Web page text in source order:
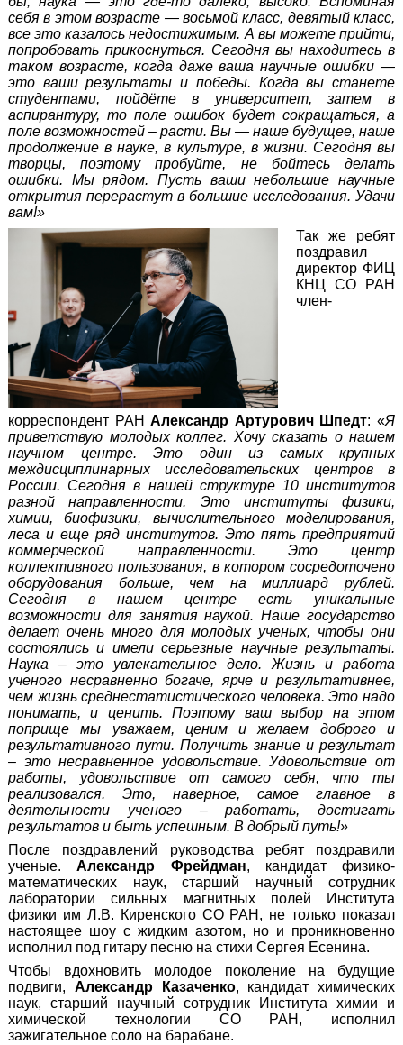
себя в этом возрасте — восьмой класс, девятый класс,
все это казалось недостижимым. А вы можете прийти,
попробовать прикоснуться. Сегодня вы находитесь в
таком возрасте, когда даже ваша научные ошибки —
это ваши результаты и победы. Когда вы станете
студентами, пойдёте в университет, затем в
аспирантуру, то поле ошибок будет сокращаться, а
поле возможностей – расти. Вы — наше будущее, наше
продолжение в науке, в культуре, в жизни. Сегодня вы
творцы, поэтому пробуйте, не бойтесь делать
ошибки. Мы рядом. Пусть ваши небольшие научные
открытия перерастут в большие исследования. Удачи
вам!»
Так же ребят
поздравил
директор ФИЦ
КНЦ СО РАН
член-
корреспондент РАНАлександр Артурович Шпедт: «Я
приветствую молодых коллег. Хочу сказать о нашем
научном центре. Это один из самых крупных
междисциплинарных исследовательских центров в
России. Сегодня в нашей структуре 10 институтов
разной направленности. Это институты физики,
химии, биофизики, вычислительного моделирования,
леса и еще ряд институтов. Это пять предприятий
коммерческой направленности. Это центр
коллективного пользования, в котором сосредоточено
оборудования больше, чем на миллиард рублей.
Сегодня в нашем центре есть уникальные
возможности для занятия наукой. Наше государство
делает очень много для молодых ученых, чтобы они
состоялись и имели серьезные научные результаты.
Наука – это увлекательное дело. Жизнь и работа
ученого несравненно богаче, ярче и результативнее,
чем жизнь среднестатистического человека. Это надо
понимать, и ценить. Поэтому ваш выбор на этом
поприще мы уважаем, ценим и желаем доброго и
результативного пути. Получить знание и результат
– это несравненное удовольствие. Удовольствие от
работы, удовольствие от самого себя, что ты
реализовался. Это, наверное, самое главное в
деятельности ученого – работать, достигать
результатов и быть успешным. В добрый путь!»
После поздравлений руководства ребят поздравили
ученые.Александр Фрейдман, кандидат физико-
математических наук, старший научный сотрудник
лаборатории сильных магнитных полей Института
физики им Л.В. Киренского СО РАН, не только показал
настоящее шоу с жидким азотом, но и проникновенно
исполнил под гитару песню на стихи Сергея Есенина.
Чтобы вдохновить молодое поколение на будущие
подвиги, Александр Казаченко, кандидат химических
наук, старший научный сотрудник Института химии и
химической технологии СО РАН, исполнил
зажигательное соло на барабане.